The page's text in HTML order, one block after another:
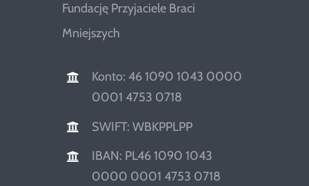
Fundację Przyjaciele Braci
Mniejszych
Konto: 46 1090 1043 0000
0001 4753 0718
SWIFT: WBKPPLPP
IBAN: PL46 1090 1043
0000 0001 4753 0718